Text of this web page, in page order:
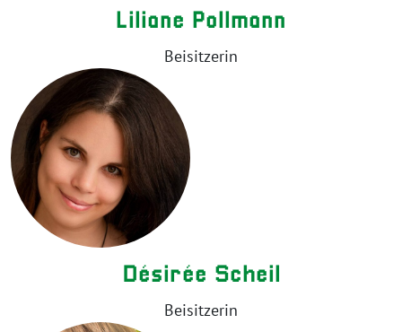
Liliane Pollmann
Beisitzerin
Désirée Scheil
Beisitzerin